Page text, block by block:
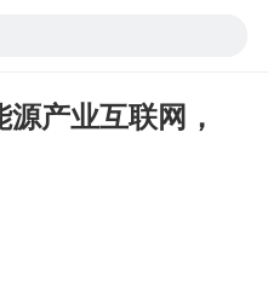
产业互联网，